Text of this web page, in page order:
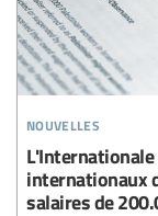
nouvelles
internationaux
salaires de